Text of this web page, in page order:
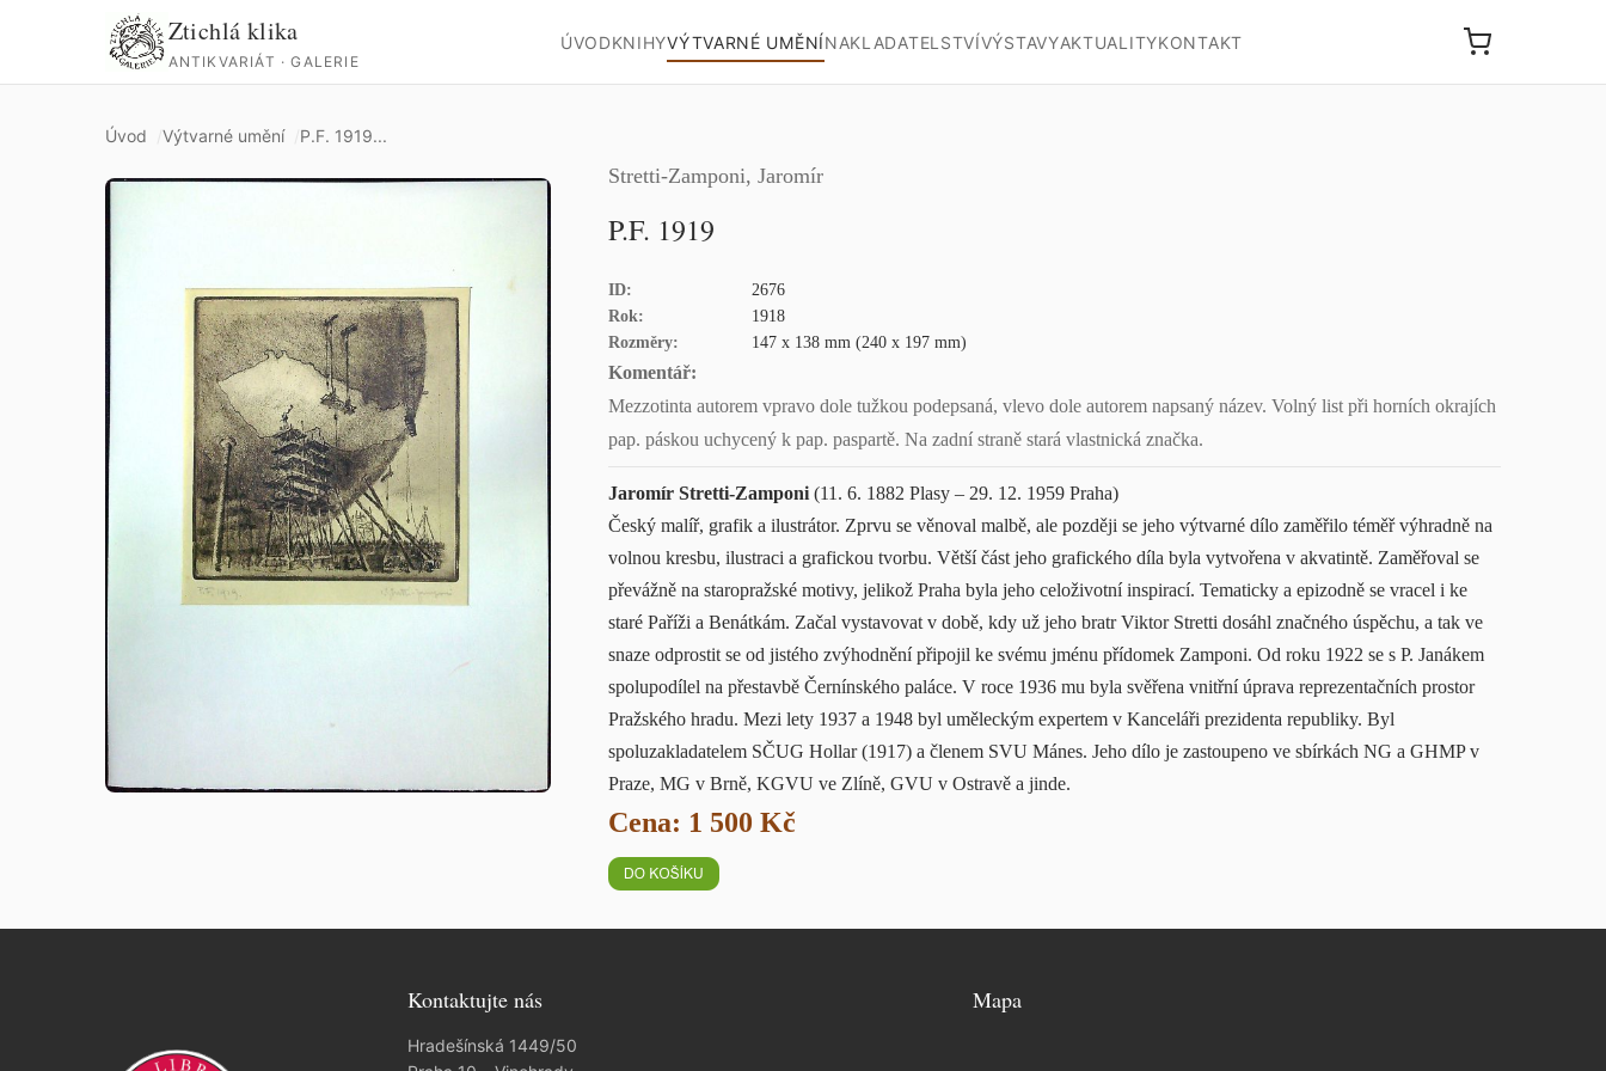
Ztichlá klika
ANTIKVARIÁT · GALERIE
ÚVODKNIHYVÝTVARNÉ UMĚNÍNAKLADATELSTVÍVÝSTAVYAKTUALITYKONTAKT
Úvod Výtvarné umění P.F. 1919...
Stretti-Zamponi, Jaromír
P.F. 1919
ID:
2676
Rok:
1918
Rozměry:
147 x 138 mm (240 x 197 mm)
Komentář:
Mezzotinta autorem vpravo dole tužkou podepsaná, vlevo dole autorem napsaný název. Volný list při horních okrajích
pap. páskou uchycený k pap. paspartě. Na zadní straně stará vlastnická značka.
Jaromír Stretti-Zamponi (11. 6. 1882 Plasy – 29. 12. 1959 Praha)
Český malíř, grafik a ilustrátor. Zprvu se věnoval malbě, ale později se jeho výtvarné dílo zaměřilo téměř výhradně na
volnou kresbu, ilustraci a grafickou tvorbu. Větší část jeho grafického díla byla vytvořena v akvatintě. Zaměřoval se
převážně na staropražské motivy, jelikož Praha byla jeho celoživotní inspirací. Tematicky a epizodně se vracel i ke
staré Paříži a Benátkám. Začal vystavovat v době, kdy už jeho bratr Viktor Stretti dosáhl značného úspěchu, a tak ve
snaze odprostit se od jistého zvýhodnění připojil ke svému jménu přídomek Zamponi. Od roku 1922 se s P. Janákem
spolupodílel na přestavbě Černínského paláce. V roce 1936 mu byla svěřena vnitřní úprava reprezentačních prostor
Pražského hradu. Mezi lety 1937 a 1948 byl uměleckým expertem v Kanceláři prezidenta republiky. Byl
spoluzakladatelem SČUG Hollar (1917) a členem SVU Mánes. Jeho dílo je zastoupeno ve sbírkách NG a GHMP v
Praze, MG v Brně, KGVU ve Zlíně, GVU v Ostravě a jinde.
Cena: 1 500 Kč
Kontaktujte nás
Hradešínská 1449/50
Mapa